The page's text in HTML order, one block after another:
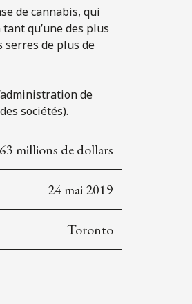
de cannabis, qui
qu’une des plus
serres de plus de
de
sociétés).
millions de dollars
24 mai 2019
Toronto